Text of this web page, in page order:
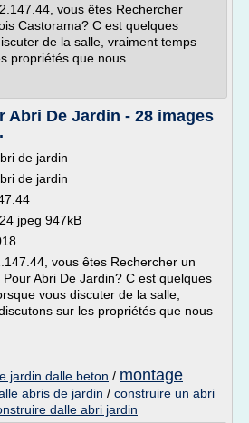
vous êtes Rechercher
Castorama? C est quelques
de la salle, vraiment temps
propriétés que nous...
Abri De Jardin - 28 images
de jardin
de jardin
jpeg 947kB
vous êtes Rechercher un
Abri De Jardin? C est quelques
vous discuter de la salle,
sur les propriétés que nous
jardin dalle beton / montage
abris de jardin / construire un abri
dalle abri jardin